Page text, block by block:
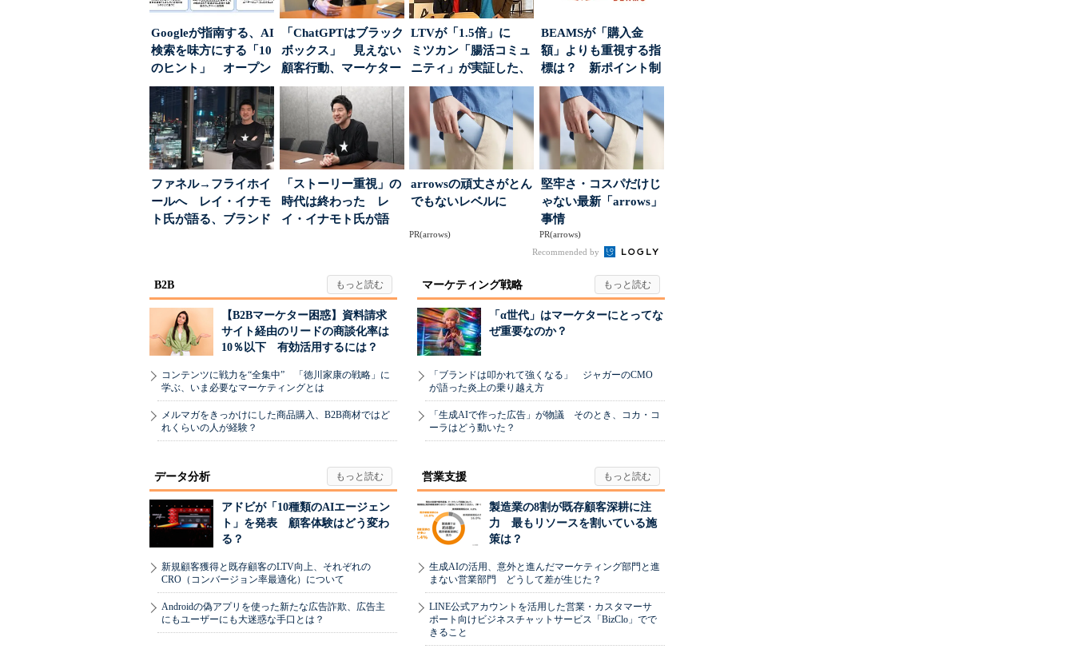
Googleが指南する、AI
検索を味方にする「10
のヒント」 オープン
ハウスでは...
「ChatGPTはブラック
ボックス」 見えない
顧客行動、マーケター
に残された打ち...
LTVが「1.5倍」に
ミツカン「腸活コミュ
ニティ」が実証した、
値上げ時代に選ば...
BEAMSが「購入金
額」よりも重視する指
標は？ 新ポイント制
度の狙い
ファネル→フライホイ
ールへ レイ・イナモ
ト氏が語る、ブランド
「ストーリー重視」の
時代は終わった レ
イ・イナモト氏が語
arrowsの頑丈さがとん
でもないレベルに
PR(arrows)
堅牢さ・コスパだけじ
ゃない最新「arrows」
事情
PR(arrows)
Recommended by
B2B
【B2Bマーケター困惑】資料請求
サイト経由のリードの商談化率は
10％以下 有効活用するには？
コンテンツに戦力を“全集中” 「徳川家康の戦略」に
学ぶ、いま必要なマーケティングとは
メルマガをきっかけにした商品購入、B2B商材ではど
れくらいの人が経験？
マーケティング戦略
「α世代」はマーケターにとってな
ぜ重要なのか？
「ブランドは叩かれて強くなる」 ジャガーのCMO
が語った炎上の乗り越え方
「生成AIで作った広告」が物議 そのとき、コカ・コ
ーラはどう動いた？
データ分析
アドビが「10種類のAIエージェン
ト」を発表 顧客体験はどう変わ
る？
新規顧客獲得と既存顧客のLTV向上、それぞれの
CRO（コンバージョン率最適化）について
Androidの偽アプリを使った新たな広告詐欺、広告主
にもユーザーにも大迷惑な手口とは？
営業支援
製造業の8割が既存顧客深耕に注
力 最もリソースを割いている施
策は？
生成AIの活用、意外と進んだマーケティング部門と進
まない営業部門 どうして差が生じた？
LINE公式アカウントを活用した営業・カスタマーサ
ポート向けビジネスチャットサービス「BizClo」でで
きること